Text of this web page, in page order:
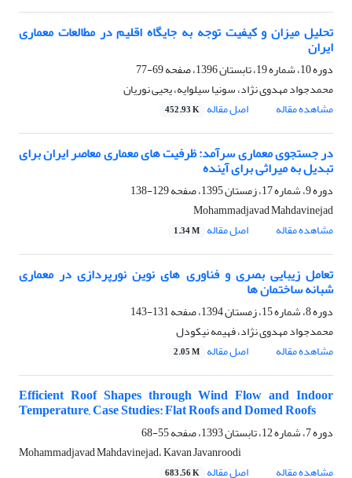
تحلیل میزان و کیفیت توجه به جایگاه اقلیم در مطالعات معماری
ایران
دوره 10، شماره 19، تابستان 1396، صفحه
69-77
محمدجواد مهدوی نژاد، سونیا سیلوایه، یحیی نوریان
مشاهده مقاله
اصل مقاله 452.93 K
در جستجوی معماری سرآمد: ظرفیت های معماری معاصر ایران برای
تبدیل به میراثی برای آینده
دوره 9، شماره 17، زمستان 1395، صفحه
129-138
Mohammadjavad Mahdavinejad
مشاهده مقاله
اصل مقاله 1.34 M
تعامل زیبایی بصری و فناوری های نوین نورپردازی در معماری
شبانه ساختمان ها
دوره 8، شماره 15، زمستان 1394، صفحه
131-143
محمدجواد مهدوی نژاد، فهیمه نیکودل
مشاهده مقاله
اصل مقاله 2.05 M
Efficient Roof Shapes through Wind Flow and Indoor
Temperature, Case Studies: Flat Roofs and Domed Roofs
دوره 7، شماره 12، تابستان 1393، صفحه
55-68
Mohammadjavad Mahdavinejad، Kavan Javanroodi
مشاهده مقاله
اصل مقاله 683.56 K